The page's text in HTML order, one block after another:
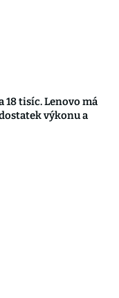
18 tisíc. Lenovo má
výkonu a